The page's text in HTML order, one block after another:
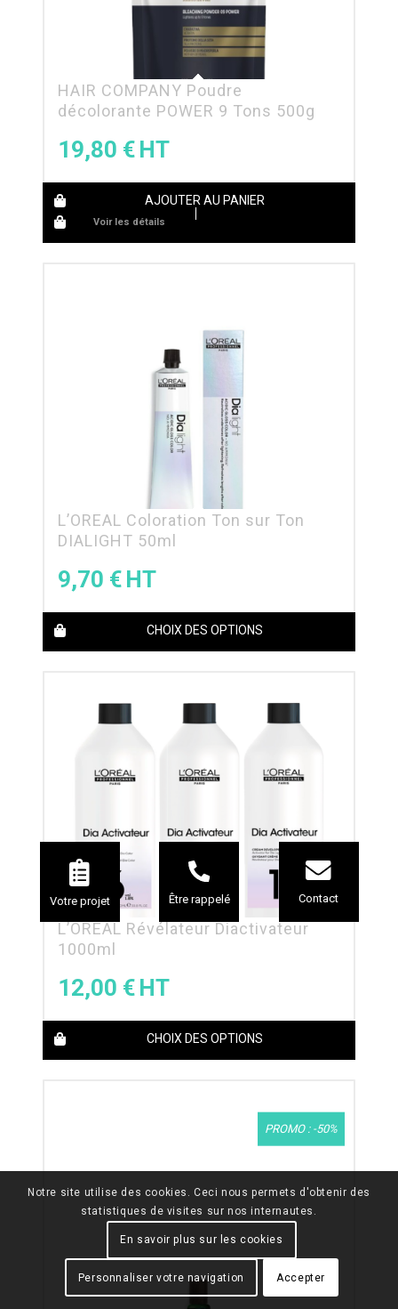
Votre projet Être rappelé Contact
HAIR COMPANY Poudre
décolorante POWER 9 Tons 500g
19,80 €
AJOUTER AU PANIER
Voir les détails
L’OREAL Coloration Ton sur Ton
DIALIGHT 50ml
9,70 €
CHOIX DES OPTIONS
L’OREAL Révélateur Diactivateur
1000ml
12,00 €
CHOIX DES OPTIONS
PROMO : -50%
Notre site utilise des cookies. Ceci nous permets d'obtenir des
statistiques de visites sur nos internautes.
En savoir plus sur les cookies
Personnaliser votre navigation Accepter